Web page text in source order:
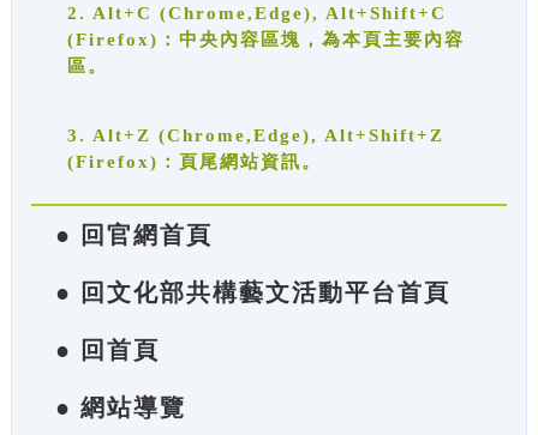
2. Alt+C (Chrome,Edge), Alt+Shift+C
(Firefox)：中央內容區塊，為本頁主要內容
區。
3. Alt+Z (Chrome,Edge), Alt+Shift+Z
(Firefox)：頁尾網站資訊。
● 回官網首頁
● 回文化部共構藝文活動平台首頁
● 回首頁
● 網站導覽